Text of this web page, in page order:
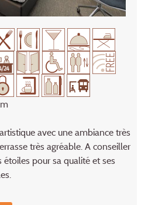
avec une ambiance très
très agréable. A conseiller
pour sa qualité et ses